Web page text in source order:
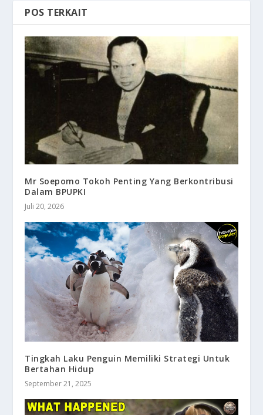
POS TERKAIT
Mr Soepomo Tokoh Penting Yang Berkontribusi
Dalam BPUPKI
Juli 20, 2026
Tingkah Laku Penguin Memiliki Strategi Untuk
Bertahan Hidup
September 21, 2025